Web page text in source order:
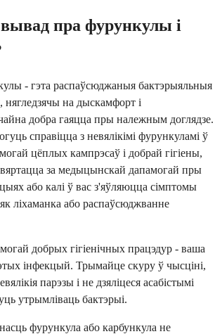
пра фурункулы і
- гэта распаўсюджаныя бактэрыяльныя
нягледзячы на ​​дыскамфорт і
добра гаяцца пры належным доглядзе.
справіцца з невялікімі фурункуламі ў
цёплых кампрэсаў і добрай гігіены,
за медыцынскай дапамогай пры
або калі ў вас з'яўляюцца сімптомы
ліхаманка або распаўсюджванне
добрых гігіенічных працэдур - ваша
інфекцый. Трымайце скуру ў чысціні,
парэзы і не дзяліцеся асабістымі
утрымліваць бактэрыі.
фурункула або карбункула не